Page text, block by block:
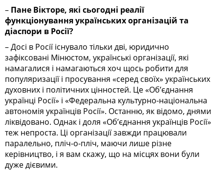
– Пане Вікторе, які сьогодні реалії
функціонування українських організацій та
діаспори в Росії?
– Досі в Росії існувало тільки дві, юридично
зафіксовані Мінюстом, українські організації, які
намагалися і намагаються хоч щось робити для
популяризації і просування «серед своїх» українських
духовних і політичних цінностей. Це «Об’єднання
українці Росії» і «Федеральна куль­турно-національна
автономія українців Росії». Останню, як відомо, днями
ліквідовано. Однак і доля «Об’єднання українців Росії»
теж непроста. Ці організації завжди працювали
паралельно, пліч-о-пліч, маючи лише різне
керівництво, і я вам скажу, що на місцях вони були
дуже дієвими.